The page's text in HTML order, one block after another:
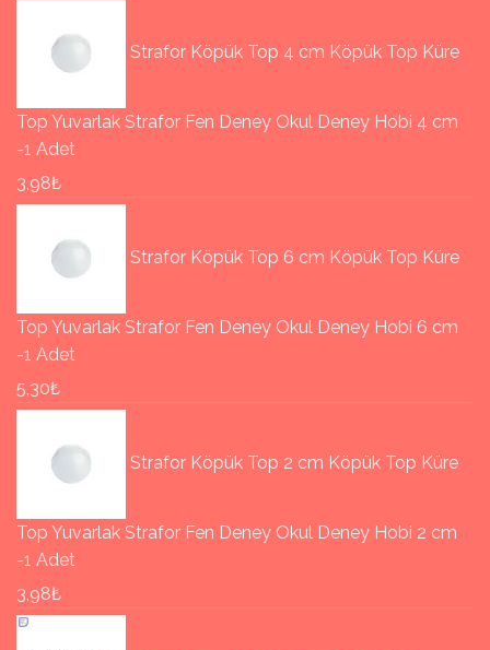
için
Strafor Köpük Top 4 cm Köpük Top Küre
Top Yuvarlak Strafor Fen Deney Okul Deney Hobi 4 cm
-1 Adet
3,98₺
Strafor Köpük Top 6 cm Köpük Top Küre
Top Yuvarlak Strafor Fen Deney Okul Deney Hobi 6 cm
-1 Adet
5,30₺
Strafor Köpük Top 2 cm Köpük Top Küre
Top Yuvarlak Strafor Fen Deney Okul Deney Hobi 2 cm
-1 Adet
3,98₺